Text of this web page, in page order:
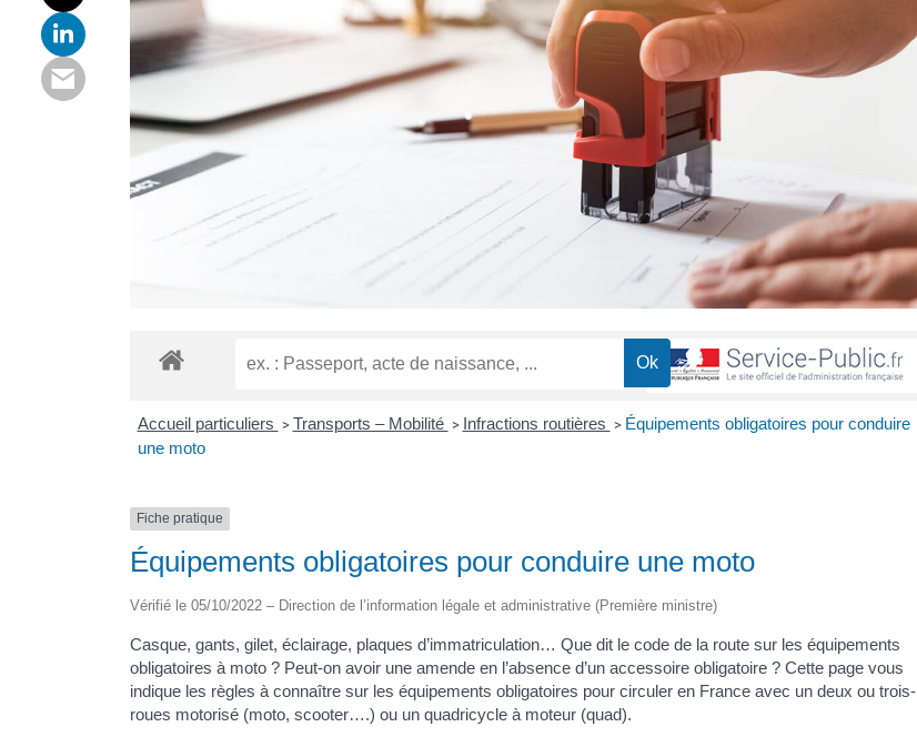
Accueil particuliers > Transports – Mobilité > Infractions routières > Équipements obligatoires pour conduire
une moto
Fiche pratique
Équipements obligatoires pour conduire une moto
Vérifié le 05/10/2022 – Direction de l’information légale et administrative (Première ministre)
Casque, gants, gilet, éclairage, plaques d’immatriculation… Que dit le code de la route sur les équipements
obligatoires à moto ? Peut-on avoir une amende en l’absence d’un accessoire obligatoire ? Cette page vous
indique les règles à connaître sur les équipements obligatoires pour circuler en France avec un deux ou trois-
roues motorisé (moto, scooter….) ou un quadricycle à moteur (quad).